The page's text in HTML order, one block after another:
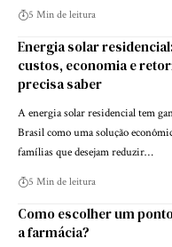
5 Min de leitura
Energia solar
custos, economia e
precisa saber
A energia solar residencial tem
Brasil como uma solução
famílias que desejam reduzir…
5 Min de leitura
Como escolher um
a farmácia?